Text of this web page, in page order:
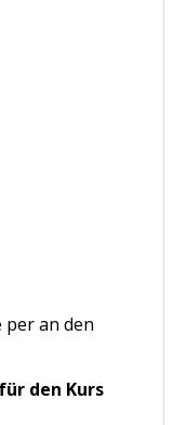
an den
den Kurs